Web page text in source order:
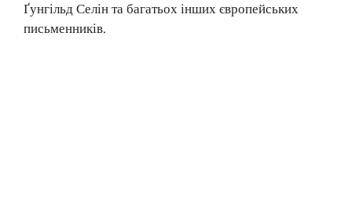
Ґунгільд Селін та багатьох інших європейських
письменників.